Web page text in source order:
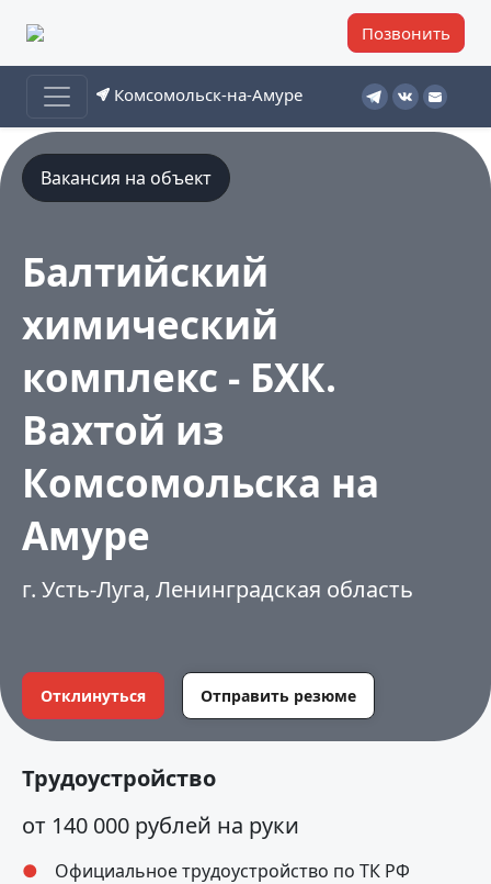
Позвонить
Комсомольск-на-Амуре
Вакансия на объект
Балтийский
химический
комплекс - БХК.
Вахтой из
Комсомольска на
Амуре
г. Усть-Луга, Ленинградская область
Отклинуться Отправить резюме
Трудоустройство
от 140 000 рублей на руки
Официальное трудоустройство по ТК РФ